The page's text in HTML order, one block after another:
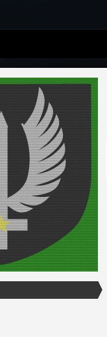
SERWERÓW